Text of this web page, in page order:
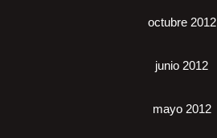
octubre 2012
junio 2012
mayo 2012